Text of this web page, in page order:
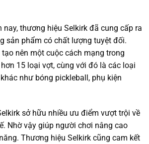
thương hiệu Selkirk đã cung cấp ra
sản phẩm có chất lượng tuyệt đối.
nên một cuộc cách mạng trong
15 loại vợt, cùng với đó là các loại
như bóng pickleball, phụ kiện
sở hữu nhiều ưu điểm vượt trội về
Nhờ vậy giúp người chơi nâng cao
Thương hiệu Selkirk cũng cam kết